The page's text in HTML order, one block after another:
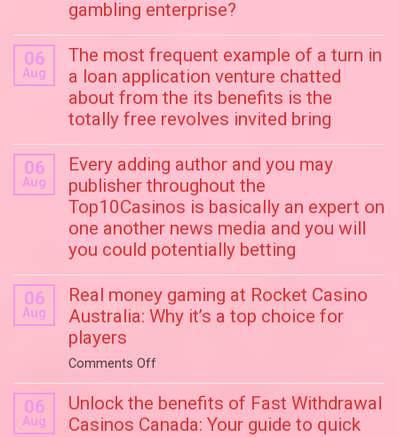
gambling enterprise?
06
Aug
The most frequent example of a turn in
a loan application venture chatted
about from the its benefits is the
totally free revolves invited bring
06
Aug
Every adding author and you may
publisher throughout the
Top10Casinos is basically an expert on
one another news media and you will
you could potentially betting
06
Aug
Real money gaming at Rocket Casino
Australia: Why it’s a top choice for
players
Comments Offon
Real
money
gaming
06
Aug
Unlock the benefits of Fast Withdrawal
Casinos Canada: Your guide to quick